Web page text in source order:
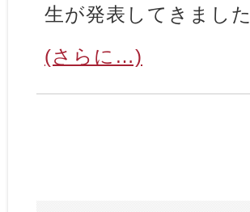
生が発表してきました
(さらに…)